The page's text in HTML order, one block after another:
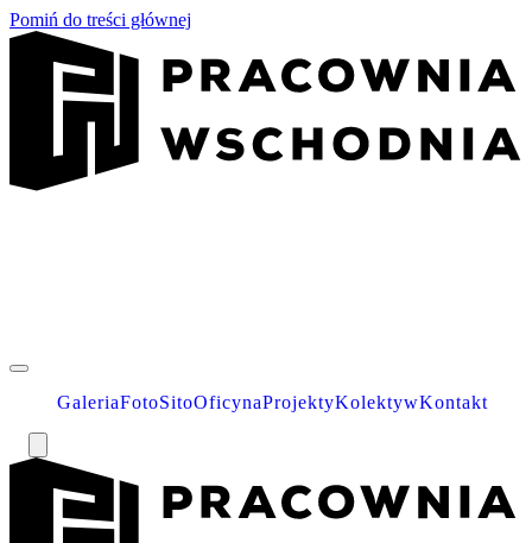
Pomiń do treści głównej
GaleriaFotoSitoOficynaProjektyKolektywKontakt